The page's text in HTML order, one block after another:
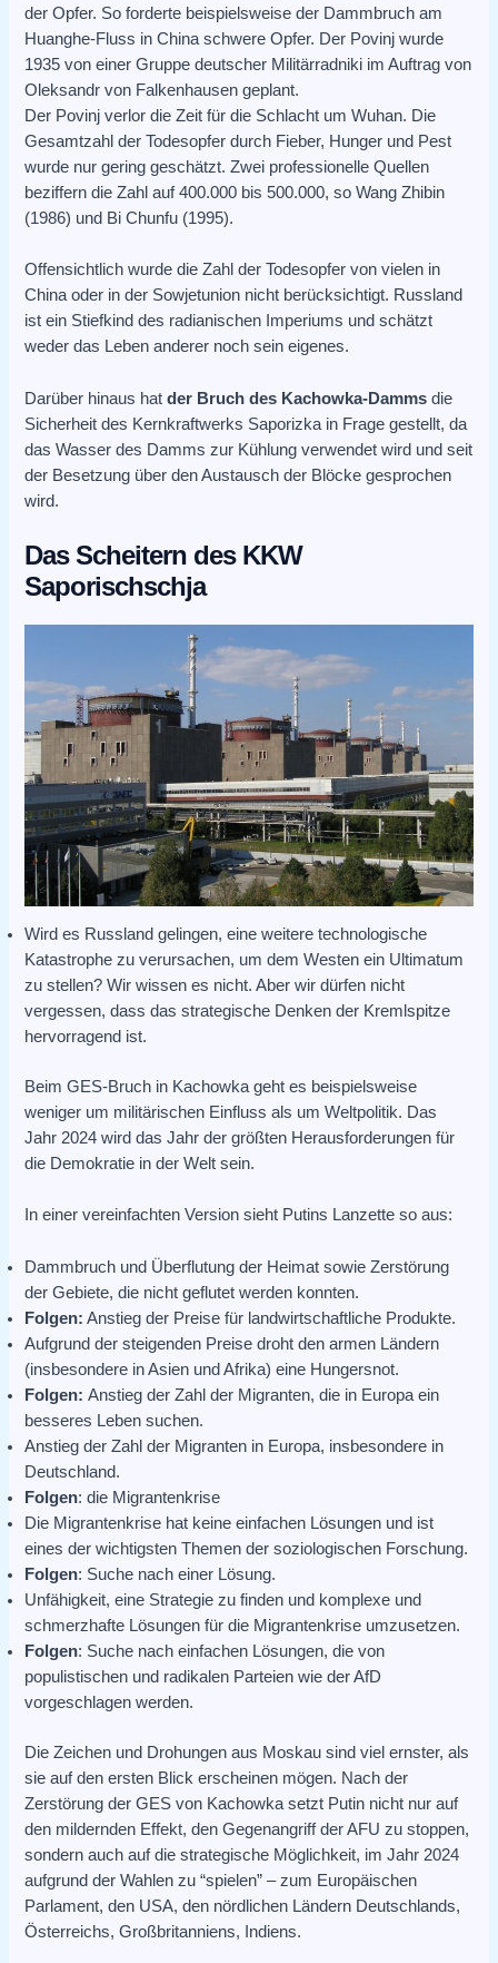
der Opfer. So forderte beispielsweise der Dammbruch am
Huanghe-Fluss in China schwere Opfer. Der Povinj wurde
1935 von einer Gruppe deutscher Militärradniki im Auftrag von
Oleksandr von Falkenhausen geplant.
Der Povinj verlor die Zeit für die Schlacht um Wuhan. Die
Gesamtzahl der Todesopfer durch Fieber, Hunger und Pest
wurde nur gering geschätzt. Zwei professionelle Quellen
beziffern die Zahl auf 400.000 bis 500.000, so Wang Zhibin
(1986) und Bi Chunfu (1995).
Offensichtlich wurde die Zahl der Todesopfer von vielen in
China oder in der Sowjetunion nicht berücksichtigt. Russland
ist ein Stiefkind des radianischen Imperiums und schätzt
weder das Leben anderer noch sein eigenes.
Darüber hinaus hatder Bruch des Kachowka-Damms die
Sicherheit des Kernkraftwerks Saporizka in Frage gestellt, da
das Wasser des Damms zur Kühlung verwendet wird und seit
der Besetzung über den Austausch der Blöcke gesprochen
wird.
Das Scheitern des KKW
Saporischschja
Wird es Russland gelingen, eine weitere technologische
Katastrophe zu verursachen, um dem Westen ein Ultimatum
zu stellen? Wir wissen es nicht. Aber wir dürfen nicht
vergessen, dass das strategische Denken der Kremlspitze
hervorragend ist.
Beim GES-Bruch in Kachowka geht es beispielsweise
weniger um militärischen Einfluss als um Weltpolitik. Das
Jahr 2024 wird das Jahr der größten Herausforderungen für
die Demokratie in der Welt sein.
In einer vereinfachten Version sieht Putins Lanzette so aus:
Dammbruch und Überflutung der Heimat sowie Zerstörung
der Gebiete, die nicht geflutet werden konnten.
Folgen: Anstieg der Preise für landwirtschaftliche Produkte.
Aufgrund der steigenden Preise droht den armen Ländern
(insbesondere in Asien und Afrika) eine Hungersnot.
Folgen: Anstieg der Zahl der Migranten, die in Europa ein
besseres Leben suchen.
Anstieg der Zahl der Migranten in Europa, insbesondere in
Deutschland.
Folgen: die Migrantenkrise
Die Migrantenkrise hat keine einfachen Lösungen und ist
eines der wichtigsten Themen der soziologischen Forschung.
Folgen: Suche nach einer Lösung.
Unfähigkeit, eine Strategie zu finden und komplexe und
schmerzhafte Lösungen für die Migrantenkrise umzusetzen.
Folgen: Suche nach einfachen Lösungen, die von
populistischen und radikalen Parteien wie der AfD
vorgeschlagen werden.
Die Zeichen und Drohungen aus Moskau sind viel ernster, als
sie auf den ersten Blick erscheinen mögen. Nach der
Zerstörung der GES von Kachowka setzt Putin nicht nur auf
den mildernden Effekt, den Gegenangriff der AFU zu stoppen,
sondern auch auf die strategische Möglichkeit, im Jahr 2024
aufgrund der Wahlen zu “spielen” – zum Europäischen
Parlament, den USA, den nördlichen Ländern Deutschlands,
Österreichs, Großbritanniens, Indiens.